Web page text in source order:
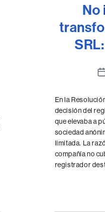
No
En la
decisión del
que elevaba a
sociedad
limitada. La
compañía no
registrador